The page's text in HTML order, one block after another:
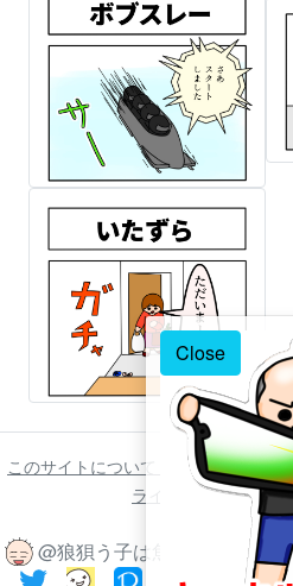
Close
このサイトについて ご利用について
ライバシーポリシー
@狼狽う子は魚 2022